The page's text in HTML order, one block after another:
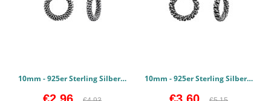
10mm - 925er Sterling Silber Bali Hoops PCJW42483 10mm - 925er Sterling Silber Bali Hoops PCJW42481